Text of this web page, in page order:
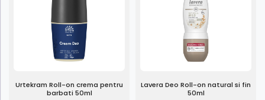
Urtekram Roll-on crema pentru
barbati 50ml
Lavera Deo Roll-on natural si fin
50ml